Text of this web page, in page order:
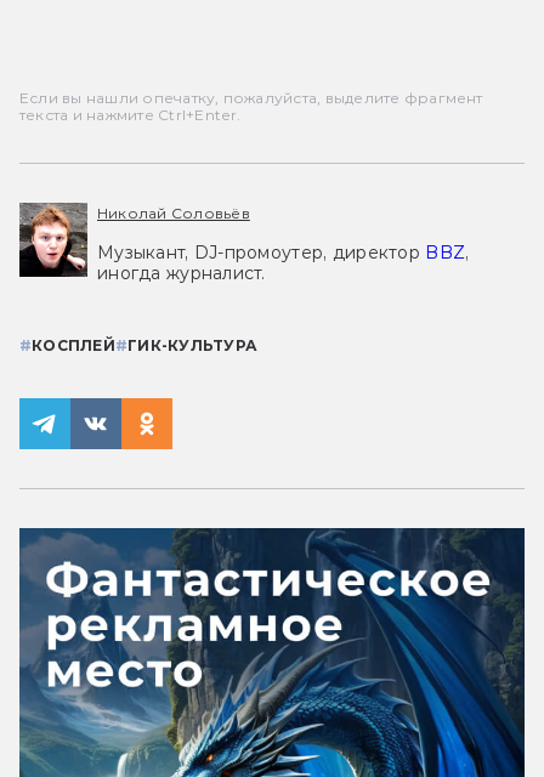
Если вы нашли опечатку, пожалуйста, выделите фрагмент
текста и нажмите Ctrl+Enter.
Николай Соловьёв
Музыкант, DJ-промоутер, директор BBZ,
иногда журналист.
#КОСПЛЕЙ#ГИК-КУЛЬТУРА